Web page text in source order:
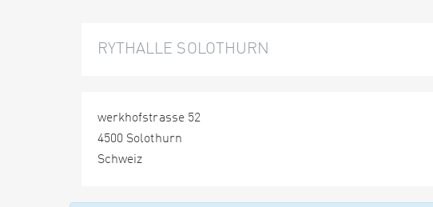
RYTHALLE SOLOTHURN
werkhofstrasse 52
4500 Solothurn
Schweiz